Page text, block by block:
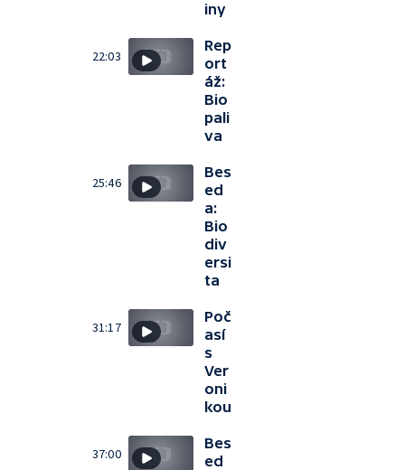
iny
22:03
Rep
ort
áž:
Bio
pali
va
25:46
Bes
ed
a:
Bio
div
ersi
ta
31:17
Poč
así
s
Ver
oni
kou
37:00
Bes
ed